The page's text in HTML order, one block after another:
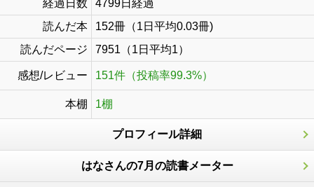
経過日数
4799日経過
読んだ本
152冊（1日平均0.03冊)
読んだページ
7951（1日平均1）
感想/レビュー 151件（投稿率99.3%）
本棚 1棚
プロフィール詳細
はなさんの7月の読書メーター